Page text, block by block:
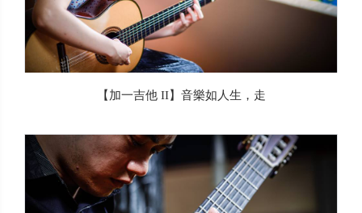
【加一吉他 II】音樂如人生，走